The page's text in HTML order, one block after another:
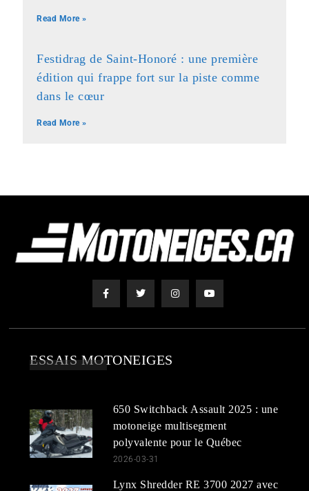
Read More »
Festidrag de Saint-Honoré : une première
édition qui frappe fort sur la piste comme
dans le cœur
Read More »
ESSAIS MOTONEIGES
650 Switchback Assault 2025 : une
motoneige multisegment
polyvalente pour le Québec
2026-03-31
Lynx Shredder RE 3700 2027 avec